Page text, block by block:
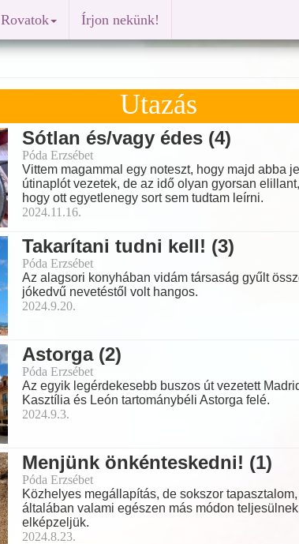
Rovatok Írjon nekünk!
Utazás
Sótlan és/vagy édes (4)
Póda Erzsébet
Vittem magammal egy noteszt, hogy majd abba
útinaplót vezetek, de az idő olyan gyorsan
hogy ott egyetlenegy sort sem tudtam leírni.
2024.11.16.
Takarítani tudni kell! (3)
Póda Erzsébet
Az alagsori konyhában vidám társaság gyűlt
jókedvű nevetéstől volt hangos.
2024.9.20.
Astorga (2)
Póda Erzsébet
Az egyik legérdekesebb buszos út vezetett
Kasztília és León tartománybéli Astorga felé.
2024.9.3.
Menjünk önkénteskedni! (1)
Póda Erzsébet
Közhelyes megállapítás, de sokszor
általában valami egészen más módon
elképzeljük.
2024.8.23.